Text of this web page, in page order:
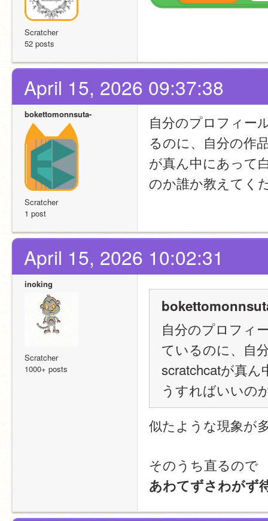
Scratcher
52 posts
April 15, 2026 09:37:38
bokettomonnsuta-
Scratcher
1 post
自分のプロフィー
るのに、自分の作
が真ん中にあって
のか誰か教えてく
April 15, 2026 10:02:31
inoking
Scratcher
1000+ posts
自分のプロフィ
ているのに、自
scratchcatが真
うすればいいの
似たような現象が
そのうち直るので
あわてずさわがず